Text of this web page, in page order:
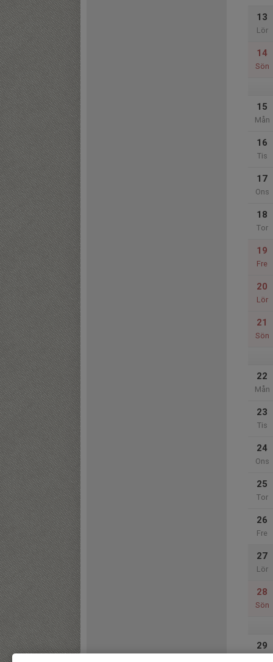
13
Lör
14
Sön
15
Mån
16
Tis
17
Ons
18
Tor
19
Fre
20
Lör
21
Sön
22
Mån
23
Tis
24
Ons
25
Tor
26
Fre
27
Lör
28
Sön
29